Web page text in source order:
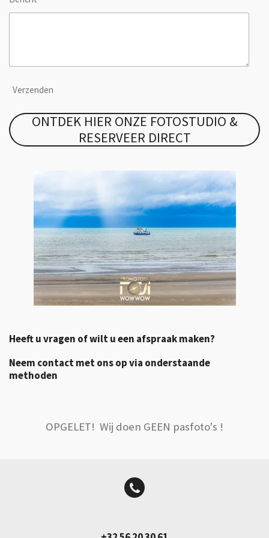
Verzenden
ONTDEK HIER ONZE FOTOSTUDIO &
RESERVEER DIRECT
Heeft u vragen of wilt u een afspraak maken?
Neem contact met ons op via onderstaande
methoden
OPGELET! Wij doen GEEN pasfoto's !